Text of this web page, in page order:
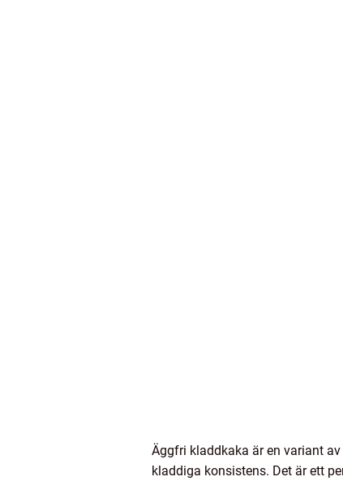
Äggfri kladdkaka är en variant
kladdiga konsistens. Det är ett